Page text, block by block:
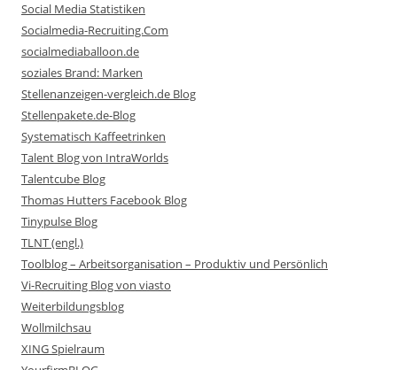
Social Media Statistiken
Socialmedia-Recruiting.Com
socialmediaballoon.de
soziales Brand: Marken
Stellenanzeigen-vergleich.de Blog
Stellenpakete.de-Blog
Systematisch Kaffeetrinken
Talent Blog von IntraWorlds
Talentcube Blog
Thomas Hutters Facebook Blog
Tinypulse Blog
TLNT (engl.)
Toolblog – Arbeitsorganisation – Produktiv und Persönlich
Vi-Recruiting Blog von viasto
Weiterbildungsblog
Wollmilchsau
XING Spielraum